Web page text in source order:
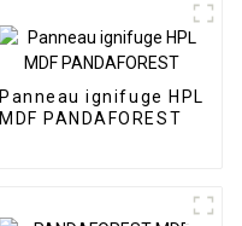
Panneau ignifuge HPL
MDF PANDAFOREST